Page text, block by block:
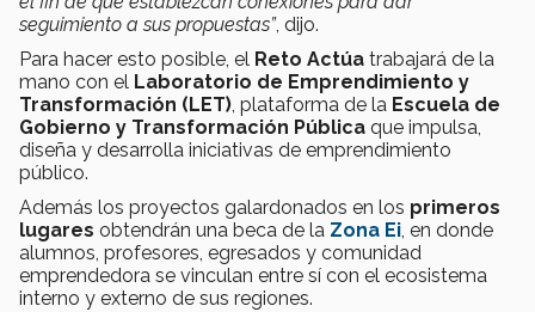
seguimiento a sus propuestas”, dijo.
Para hacer esto posible, el Reto Actúa trabajará de la
mano con el Laboratorio de Emprendimiento y
Transformación (LET), plataforma de la Escuela de
Gobierno y Transformación Pública que impulsa,
diseña y desarrolla iniciativas de emprendimiento
público.
Además los proyectos galardonados en los primeros
lugares obtendrán una beca de la Zona Ei, en donde
alumnos, profesores, egresados y comunidad
emprendedora se vinculan entre sí con el ecosistema
interno y externo de sus regiones.